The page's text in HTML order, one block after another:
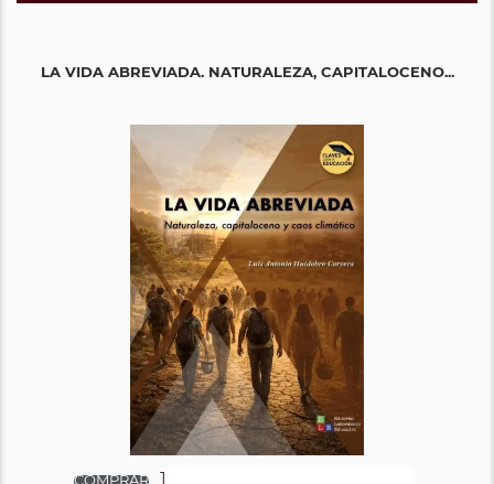
LA VIDA ABREVIADA. NATURALEZA, CAPITALOCENO...